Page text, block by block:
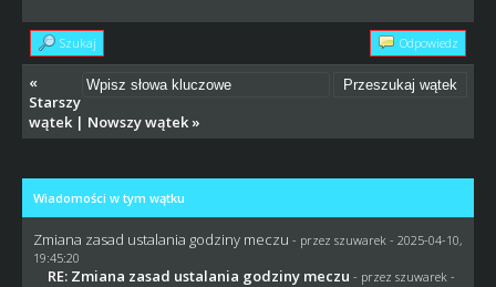
Szukaj Odpowiedz
«
Starszy
wątek| Nowszy wątek»
Wiadomości w tym wątku
Zmiana zasad ustalania godziny meczu - przez szuwarek - 2025-04-10,
19:45:20
RE: Zmiana zasad ustalania godziny meczu - przez szuwarek -